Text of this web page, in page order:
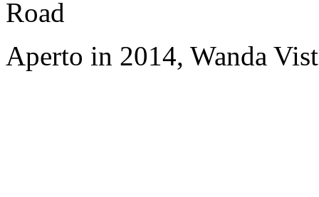
Road
Aperto in 2014, Wanda